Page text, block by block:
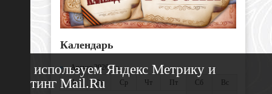
Календарь
«Август 2026 »
Пн
Вт Ср Чт Пт Сб
Вс
Мы используем Яндекс Метрику и
Рейтинг Mail.Ru